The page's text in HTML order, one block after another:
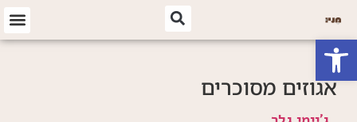
פתח סרגל נגישות
אגוזים מסוכרים